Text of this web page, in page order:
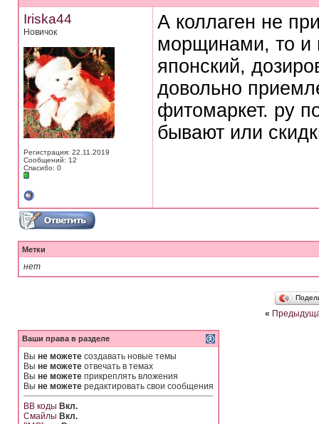
Iriska44
Новичок
Регистрация: 22.11.2019
Сообщений: 12
Спасибо: 0
А коллаген не
морщинами, то и
японский,
довольно
фитомаркет. ру
бывают или
Метки
нет
«
Ваши права в разделе
Вы не можете создавать новые темы
Вы не можете отвечать в темах
Вы не можете прикреплять вложения
Вы не можете редактировать свои сообщения
BB коды Вкл.
Смайлы Вкл.